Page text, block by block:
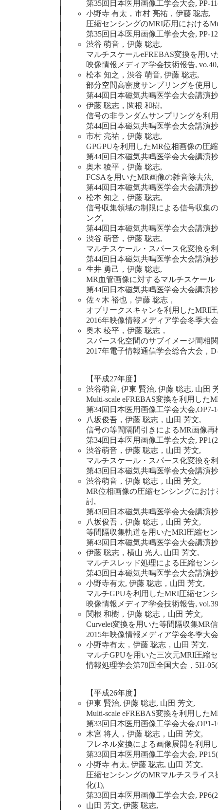
第35回日本医用画像工学会大会, PP-
小野寺 有太，市村 亮祐，伊藤 聡志,
圧縮センシングのMRI応用における
第35回日本医用画像工学会大会, PP-
渋谷 萌音，伊藤 聡志,
マルチスケールeFREBAS変換を用
映像情報メディア学会技術報告, vo.40,
松本 知之，渋谷 萌音, 伊藤 聡志,
部分空間高密度サンプリングを使用
第44回日本磁気共鳴医学会大会講演
伊藤 聡志，関根 和樹,
信号の非ランダムサンプリングを利
第44回日本磁気共鳴医学会大会講演
市村 亮祐，伊藤 聡志,
GPGPUを利用したMR位相画像の圧
第44回日本磁気共鳴医学会大会講演抄
奥木 稜平，伊藤 聡志,
FCSAを用いたMR画像の雑音除去法,
第44回日本磁気共鳴医学会大会講演抄
松本 知之，伊藤 聡志,
信号収集領域の制限による信号収集
ング,
第44回日本磁気共鳴医学会大会講演抄
渋谷 萌音，伊藤 聡志,
マルチスケール・スパース化変換を
第44回日本磁気共鳴医学会大会講演抄
生井 勇己，伊藤 聡志,
MR血管画像に対するマルチスケー
第44回日本磁気共鳴医学会大会講演抄
佐々木 裕也，伊藤 聡志，
オブリークスキャンを利用したMRI
2016年映像情報メディア学会冬季大
奥木 稜平，伊藤 聡志，
スパース化空間のサブイメージ間相
2017年電子情報通信学会総合大会，
【平成27年度】
渋谷萌音, 伊東 賢治, 伊藤 聡志, 山田
Multi-scale eFREBAS変換を利用した
第34回日本医用画像工学会大会,OP7-
八坂俊吾，伊藤 聡志，山田 芳文,
信号の等間隔間引きによるMR画像再
第34回日本医用画像工学会大会,
渋谷萌音，伊藤 聡志，山田 芳文,
マルチスケール・スパース化変換を
第43回日本磁気共鳴医学会大会講演抄
渋谷萌音，伊藤 聡志，山田 芳文,
MR位相画像の圧縮センシングにお
討,
第43回日本磁気共鳴医学会大会講演抄
八坂俊吾，伊藤 聡志，山田 芳文,
等間隔収集軌道を用いたMRI圧縮セ
第43回日本磁気共鳴医学会大会講演抄
伊藤 聡志，横山 光人, 山田 芳文,
マルチスレッド処理による圧縮セン
第43回日本磁気共鳴医学会大会講演抄
小野寺有太, 伊藤 聡志，山田 芳文,
マルチGPUを利用したMRI圧縮セン
映像情報メディア学会技術報告,
関根 和樹，伊藤 聡志，山田 芳文,
Curvelet変換を用いた等間隔収集MR
2015年映像情報メディア学会冬季大
小野寺有太，伊藤 聡志，山田 芳文,
マルチGPUを用いた三次元MRI圧縮
情報処理学会第78回全国大会，5H-
【平成26年度】
伊東 賢治, 伊藤 聡志, 山田 芳文,
Multi-scale eFREBAS変換を利用した
第33回日本医用画像工学会大会,OP1-
木宮 将人，伊藤 聡志，山田 芳文,
フレネル変換による画像展開を利用
第33回日本医用画像工学会大会,
小野寺 有太, 伊藤 聡志, 山田 芳文,
圧縮センシングのMRマルチスライ
化(1),
第33回日本医用画像工学会大会,
山田 芳文, 伊藤 聡志,